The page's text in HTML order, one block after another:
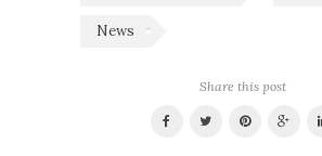
News
Share this post